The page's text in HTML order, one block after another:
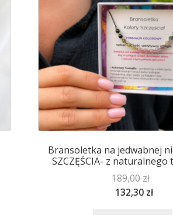
Bransoletka na jedwabnej
SZCZĘŚCIA- z
189,00zł
132,30 zł